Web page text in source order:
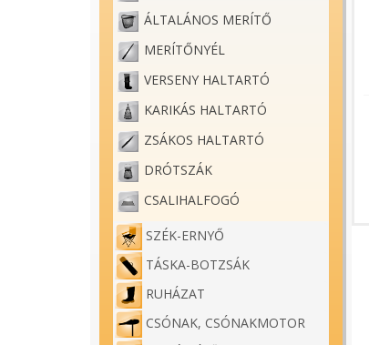
ÁLTALÁNOS MERÍTŐ
MERÍTŐNYÉL
VERSENY HALTARTÓ
KARIKÁS HALTARTÓ
ZSÁKOS HALTARTÓ
DRÓTSZÁK
CSALIHALFOGÓ
SZÉK-ERNYŐ
TÁSKA-BOTZSÁK
RUHÁZAT
CSÓNAK, CSÓNAKMOTOR